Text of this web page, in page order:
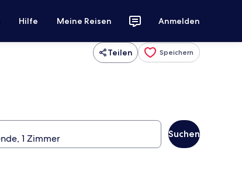
Hilfe Meine Reisen Anmelden
Teilen Speichern
Suchen